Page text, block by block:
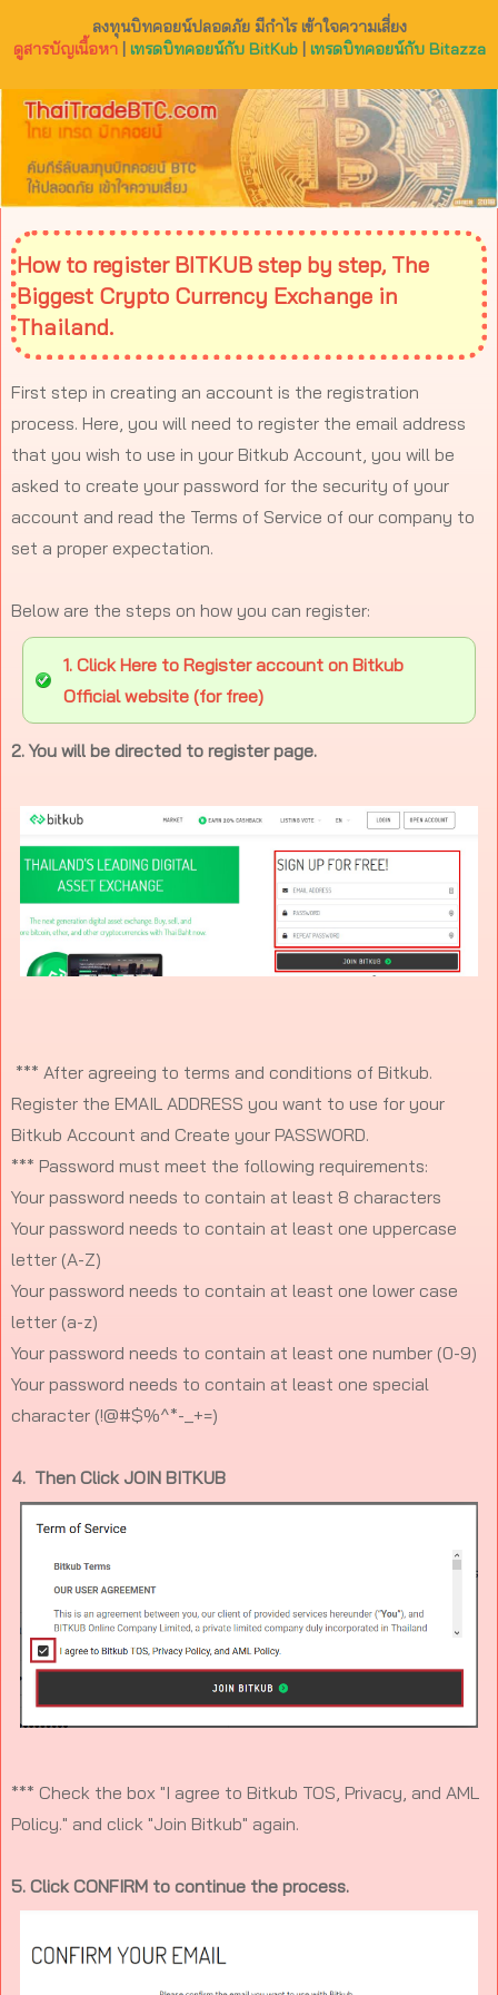
ลงทุนบิทคอยน์ปลอดภัย มีกำไร เข้าใจความเสี่ยง
ดูสารบัญเนื้อหา| เทรดบิทคอยน์กับ BitKub| เทรดบิทคอยน์กับ Bitazza
How to register BITKUB step by step, The
Biggest Crypto Currency Exchange in
Thailand.
First step in creating an account is the registration
process. Here, you will need to register the email address
that you wish to use in your Bitkub Account, you will be
asked to create your password for the security of your
account and read the Terms of Service of our company to
set a proper expectation.
Below are the steps on how you can register:
1. Click Here to Register account on Bitkub
Official website (for free)
2. You will be directed to register page.
*** After agreeing to terms and conditions of Bitkub.
Register the EMAIL ADDRESS you want to use for your
Bitkub Account and Create your PASSWORD.
*** Password must meet the following requirements:
Your password needs to contain at least 8 characters
Your password needs to contain at least one uppercase
letter (A-Z)
Your password needs to contain at least one lower case
letter (a-z)
Your password needs to contain at least one number (0-9)
Your password needs to contain at least one special
character (!@#$%^*-_+=)
4. Then Click JOIN BITKUB
*** Check the box "I agree to Bitkub TOS, Privacy, and AML
Policy." and click "Join Bitkub" again.
5. Click CONFIRM to continue the process.